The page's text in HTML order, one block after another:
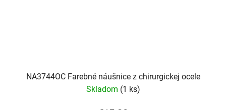
NA3744OC Farebné náušnice z chirurgickej ocele
Skladom (1 ks)